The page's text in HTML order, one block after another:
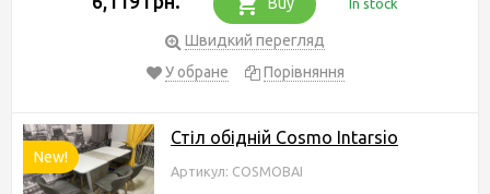
Швидкий перегляд
У обране
Порівняння
New!
Стіл обідній Cosmo Intarsio
Артикул: COSMOBAI